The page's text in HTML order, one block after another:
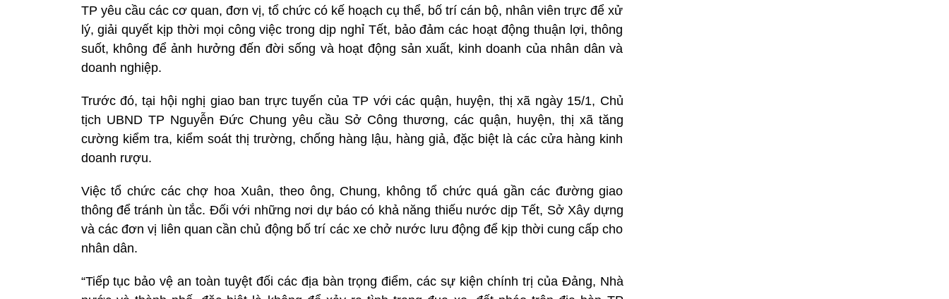
TP yêu cầu các cơ quan, đơn vị, tổ chức có kế hoạch cụ thể, bố trí cán bộ, nhân viên trực để xử
lý, giải quyết kịp thời mọi công việc trong dịp nghỉ Tết, bảo đảm các hoạt động thuận lợi, thông
suốt, không để ảnh hưởng đến đời sống và hoạt động sản xuất, kinh doanh của nhân dân và
doanh nghiệp.
Trước đó, tại hội nghị giao ban trực tuyến của TP với các quận, huyện, thị xã ngày 15/1, Chủ
tịch UBND TP Nguyễn Đức Chung yêu cầu Sở Công thương, các quận, huyện, thị xã tăng
cường kiểm tra, kiểm soát thị trường, chống hàng lậu, hàng giả, đặc biệt là các cửa hàng kinh
doanh rượu.
Việc tổ chức các chợ hoa Xuân, theo ông, Chung, không tổ chức quá gần các đường giao
thông để tránh ùn tắc. Đối với những nơi dự báo có khả năng thiếu nước dịp Tết, Sở Xây dựng
và các đơn vị liên quan cần chủ động bố trí các xe chở nước lưu động để kịp thời cung cấp cho
nhân dân.
“Tiếp tục bảo vệ an toàn tuyệt đối các địa bàn trọng điểm, các sự kiện chính trị của Đảng, Nhà